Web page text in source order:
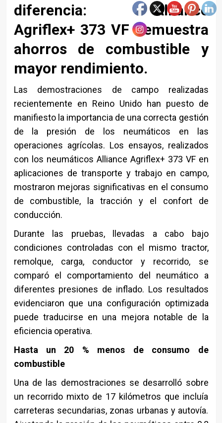
diferencia: Alliance
Agriflex+ 373 VF demuestra
ahorros de combustible y
mayor rendimiento.
Las demostraciones de campo realizadas
recientemente en Reino Unido han puesto de
manifiesto la importancia de una correcta gestión
de la presión de los neumáticos en las
operaciones agrícolas. Los ensayos, realizados
con los neumáticos Alliance Agriflex+ 373 VF en
aplicaciones de transporte y trabajo en campo,
mostraron mejoras significativas en el consumo
de combustible, la tracción y el confort de
conducción.
Durante las pruebas, llevadas a cabo bajo
condiciones controladas con el mismo tractor,
remolque, carga, conductor y recorrido, se
comparó el comportamiento del neumático a
diferentes presiones de inflado. Los resultados
evidenciaron que una configuración optimizada
puede traducirse en una mejora notable de la
eficiencia operativa.
Hasta un 20 % menos de consumo de
combustible
Una de las demostraciones se desarrolló sobre
un recorrido mixto de 17 kilómetros que incluía
carreteras secundarias, zonas urbanas y autovía.